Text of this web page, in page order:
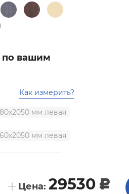
по вашим
Как измерить?
мм левая
мм левая
Цена: 29530 c